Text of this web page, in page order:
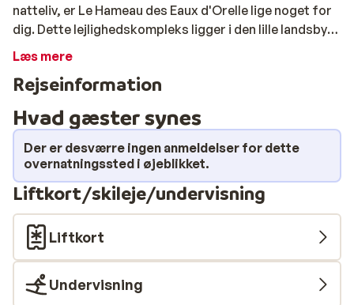
natteliv, er Le Hameau des Eaux d'Orelle lige noget for
dig. Dette lejlighedskompleks ligger i den lille landsby
Orelle, som tilbyder et hyggeligt og fredsomt område,
Lejlighederne er moderne og pænt indrettet med plads
man med fordel slappe af i kompleksets wellness
center. Vi anbefaler Résidence Le Hameau des Eaux
d'Orelle til familier og grupper, som ønsker en
kombination af afslapning og godt skiløb.
Læs mere
Rejseinformation
Hvad gæster synes
Der er desværre ingen anmeldelser for dette
overnatningssted i øjeblikket.
Liftkort/skileje/undervisning
Liftkort
Undervisning